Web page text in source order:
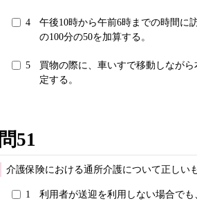
4
午後10時から午前6時までの時間に
の100分の50を加算する。
5
買物の際に、車いすで移動しなが
定する。
問51
介護保険における通所介護について正しい
1 利用者が送迎を利用しない場合で